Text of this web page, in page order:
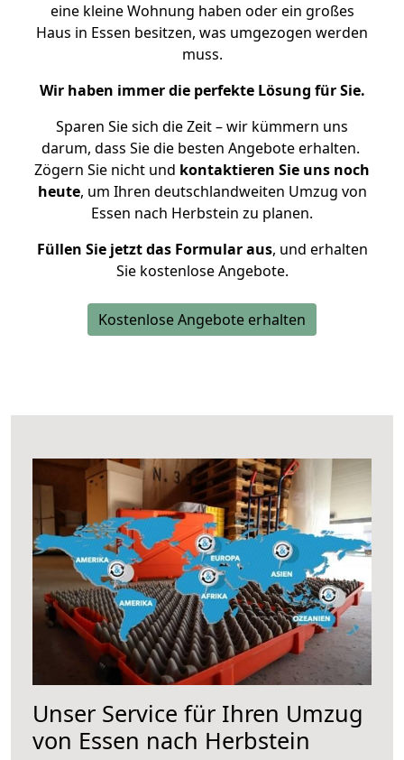
eine kleine Wohnung haben oder ein großes
Haus in Essen besitzen, was umgezogen werden
muss.
Wir haben immer die perfekte Lösung für Sie.
Sparen Sie sich die Zeit – wir kümmern uns
darum, dass Sie die besten Angebote erhalten.
Zögern Sie nicht und kontaktieren Sie uns noch
heute, um Ihren deutschlandweiten Umzug von
Essen nach Herbstein zu planen.
Füllen Sie jetzt das Formular aus, und erhalten
Sie kostenlose Angebote.
Kostenlose Angebote erhalten
Unser Service für Ihren Umzug
von Essen nach Herbstein